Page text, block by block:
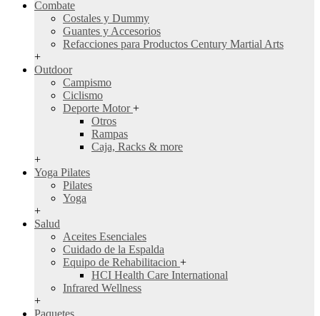
Combate
Costales y Dummy
Guantes y Accesorios
Refacciones para Productos Century Martial Arts
+
Outdoor
Campismo
Ciclismo
Deporte Motor+
Otros
Rampas
Caja, Racks & more
+
Yoga Pilates
Pilates
Yoga
+
Salud
Aceites Esenciales
Cuidado de la Espalda
Equipo de Rehabilitacion +
HCI Health Care International
Infrared Wellness
+
Paquetes